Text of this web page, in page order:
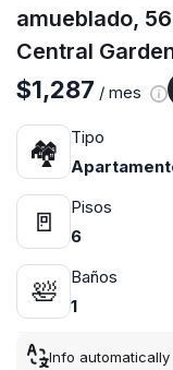
amueblado,
Central
$1,287 / mes
🏘
Tipo
🚪
Pisos
6
🛀
Baños
1
Info